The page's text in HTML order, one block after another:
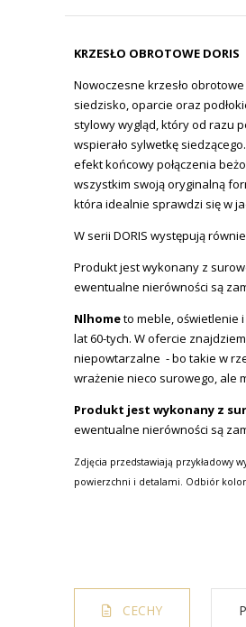
KRZESŁO OBROTOWE DORIS
Nowoczesne krzesło
siedzisko, oparcie oraz
stylowy wygląd, który od razu
wspierało sylwetkę
efekt końcowy połączenia
wszystkim swoją oryginalną
która idealnie sprawdzi się w
W serii DORIS występują
Produkt jest wykonany z
ewentualne nierówności są
Nlhometo meble, oświetlenie
lat 60-tych. W ofercie
niepowtarzalne - bo takie w
wrażenie nieco surowego, ale
Produkt jest wykonany z
ewentualne nierówności są
Zdjęcia przedstawiają przykładowy
powierzchni i detalami. Odbiór
CECHY